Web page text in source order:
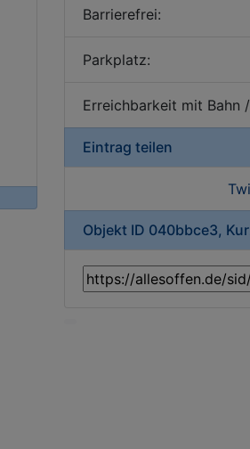
Barrierefrei:
Parkplatz:
Erreichbarkeit mit Bahn
Eintrag teilen
Objekt ID 040bbce3,